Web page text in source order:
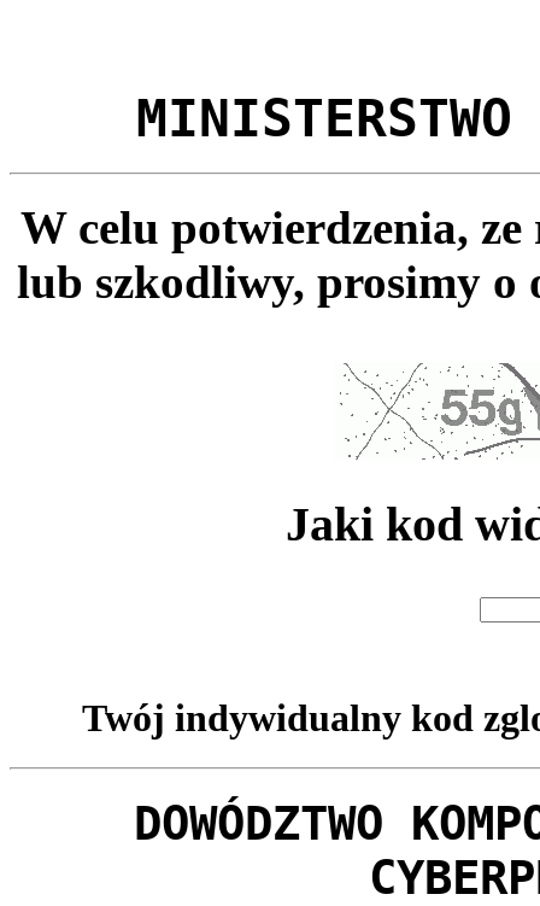
MINISTERSTWO
W celu potwierdzenia,
lub szkodliwy, prosimy o
Jaki kod
Twój indywidualny kod
DOWÓDZTWO